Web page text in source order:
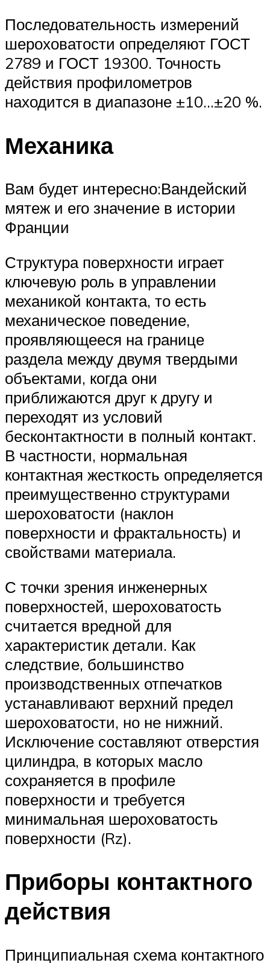
Последовательность измерений
шероховатости определяют ГОСТ
2789 и ГОСТ 19300. Точность
действия профилометров
находится в диапазоне ±10…±20 %.
Механика
Вам будет интересно:Вандейский
мятеж и его значение в истории
Франции
Структура поверхности играет
ключевую роль в управлении
механикой контакта, то есть
механическое поведение,
проявляющееся на границе
раздела между двумя твердыми
объектами, когда они
приближаются друг к другу и
переходят из условий
бесконтактности в полный контакт.
В частности, нормальная
контактная жесткость определяется
преимущественно структурами
шероховатости (наклон
поверхности и фрактальность) и
свойствами материала.
С точки зрения инженерных
поверхностей, шероховатость
считается вредной для
характеристик детали. Как
следствие, большинство
производственных отпечатков
устанавливают верхний предел
шероховатости, но не нижний.
Исключение составляют отверстия
цилиндра, в которых масло
сохраняется в профиле
поверхности и требуется
минимальная шероховатость
поверхности (Rz).
Приборы контактного
действия
Принципиальная схема контактного